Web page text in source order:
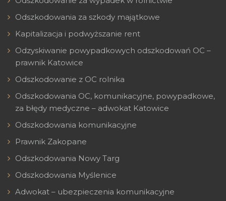
Odszkodowania za szkody majątkowe
Kapitalizacja i podwyższanie rent
Odzyskiwanie powypadkowych odszkodowań OC –
prawnik Katowice
Odszkodowanie z OC rolnika
Odszkodowania OC, komunikacyjne, powypadkowe,
za błędy medyczne – adwokat Katowice
Odszkodowania komunikacyjne
Prawnik Zakopane
Odszkodowania Nowy Targ
Odszkodowania Myślenice
Adwokat – ubezpieczenia komunikacyjne